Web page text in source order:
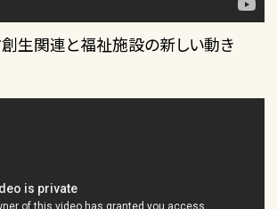
生関連と福祉施設の新しい動き